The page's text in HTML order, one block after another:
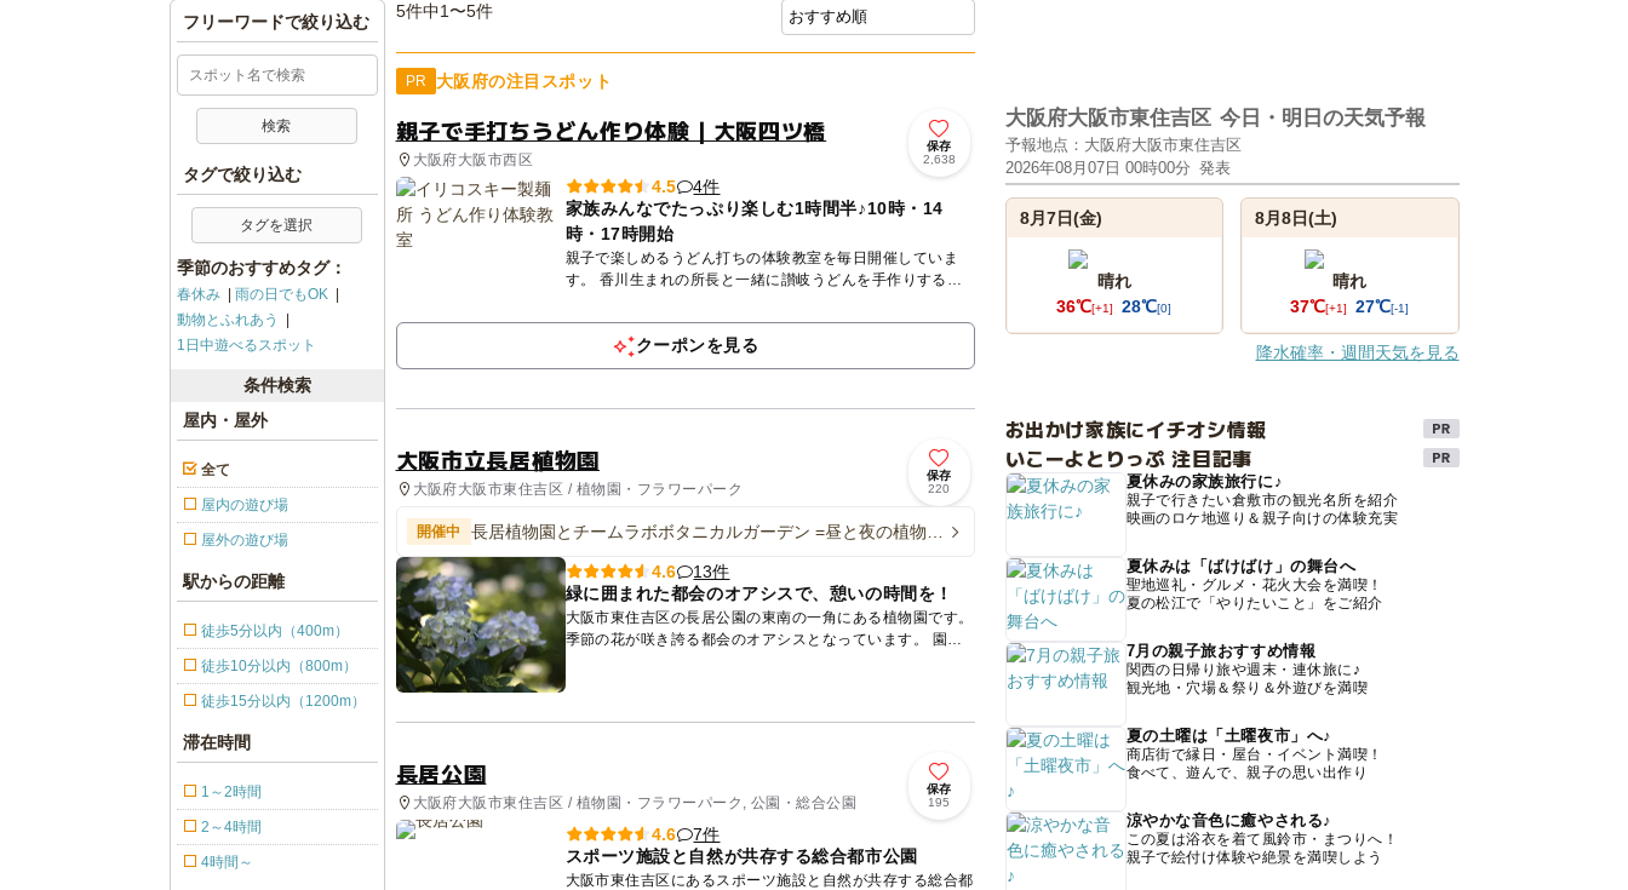
5件中1〜5件
PR 大阪府の注目スポット
親子で手打ちうどん作り体験｜大阪四ツ橋
大阪府大阪市西区
保存
2,638
4.5
4件
家族みんなでたっぷり楽しむ1時間半♪10時・14
時・17時開始
親子で楽しめるうどん打ちの体験教室を毎日開催していま
す。 香川生まれの所長と一緒に讃岐うどんを手作りするワ
で、延ばして...
クーポンを見る
大阪市立長居植物園
大阪府大阪市東住吉区 / 植物園・フラワーパーク
保存
220
開催中
長居植物園とチームラボボタニカルガーデン =昼と夜の植物園
を学ぼう=
4.6
13件
緑に囲まれた都会のオアシスで、憩いの時間を！
大阪市東住吉区の長居公園の東南の一角にある植物園です。
季節の花が咲き誇る都会のオアシスとなっています。 園内
ツ...
長居公園
大阪府大阪市東住吉区 / 植物園・フラワーパーク, 公園・総合公園
保存
195
4.6
7件
スポーツ施設と自然が共存する総合都市公園
大阪市東住吉区にあるスポーツ施設と自然が共存する総合都
フリーワードで絞り込む
タグで絞り込む
タグを選択
季節のおすすめタグ：
春休み
雨の日でもOK
動物とふれあう
1日中遊べるスポット
条件検索
屋内・屋外
全て
屋内の遊び場
屋外の遊び場
駅からの距離
徒歩5分以内（400m）
徒歩10分以内（800m）
徒歩15分以内（1200m）
滞在時間
1～2時間
2～4時間
4時間～
大阪府大阪市東住吉区 今日・明日の天気予報
予報地点：大阪府大阪市東住吉区
2026年08月07日 00時00分 発表
8月7日(金)
晴れ
36℃[+1] 28℃[0]
8月8日(土)
晴れ
37℃[+1] 27℃[-1]
降水確率・週間天気を見る
お出かけ家族にイチオシ情報
いこーよとりっぷ 注目記事
夏休みの家族旅行に♪
親子で行きたい倉敷市の観光名所を紹介
映画のロケ地巡り＆親子向けの体験充実
夏休みは「ばけばけ」の舞台へ
聖地巡礼・グルメ・花火大会を満喫！
夏の松江で「やりたいこと」をご紹介
7月の親子旅おすすめ情報
関西の日帰り旅や週末・連休旅に♪
観光地・穴場＆祭り＆外遊びを満喫
夏の土曜は「土曜夜市」へ♪
商店街で縁日・屋台・イベント満喫！
食べて、遊んで、親子の思い出作り
涼やかな音色に癒やされる♪
この夏は浴衣を着て風鈴市・まつりへ！
親子で絵付け体験や絶景を満喫しよう